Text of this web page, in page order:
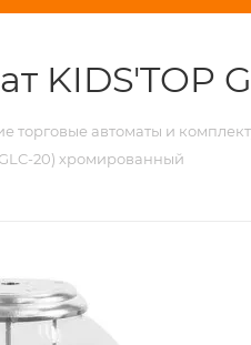
KIDS'TOP
торговые автоматы и
20) хромированный